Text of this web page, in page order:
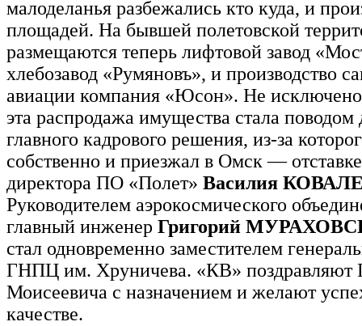
малоделанья разбежались кто куда, и
площадей. На бывшей полетовской
размещаются теперь лифтовой завод
хлебозавод «Румяновъ», и производство
авиации компания «Юсон». Не
эта распродажа имущества стала поводом
главного кадрового решения, из-за
собственно и приезжал в Омск —
директора ПО «Полет» Василия
Руководителем аэрокосмического
главный инженер Григорий
стал одновременно заместителем
ГНПЦ им. Хруничева. «КВ» поздравляют
Моисеевича с назначением и желают
качестве.